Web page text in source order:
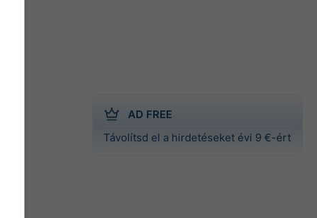
AD FREE
Távolítsd el a hirdetéseket évi 9 €-ért